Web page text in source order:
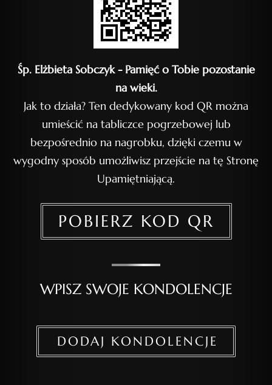
Śp. Elżbieta Sobczyk - Pamięć o Tobie pozostanie
na wieki.
Jak to działa? Ten dedykowany kod QR można
umieścić na tabliczce pogrzebowej lub
bezpośrednio na nagrobku, dzięki czemu w
wygodny sposób umożliwisz przejście na tę Stronę
Upamiętniającą.
POBIERZ KOD QR
WPISZ SWOJE KONDOLENCJE
DODAJ KONDOLENCJE